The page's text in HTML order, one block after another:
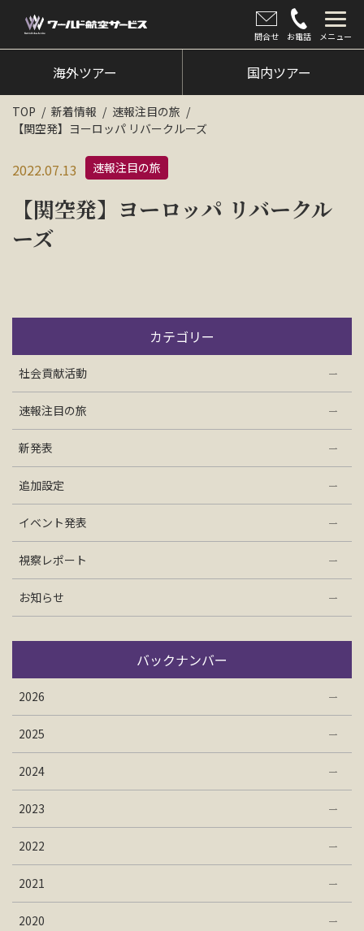
問合せ お電話 メニュー
海外ツアー
国内ツアー
クルーズツアー
ツアー催行状況
旅のひろば
イベント
会社情報
検索
海外ツアー 国内ツアー
TOP 新着情報
速報注目の旅
【関空発】ヨーロッパ リバークルーズ
2022.07.13 速報注目の旅
【関空発】ヨーロッパ リバークル
ーズ
カテゴリー
社会貢献活動
速報注目の旅
新発表
追加設定
イベント発表
視察レポート
お知らせ
バックナンバー
2026
2025
2024
2023
2022
2021
2020